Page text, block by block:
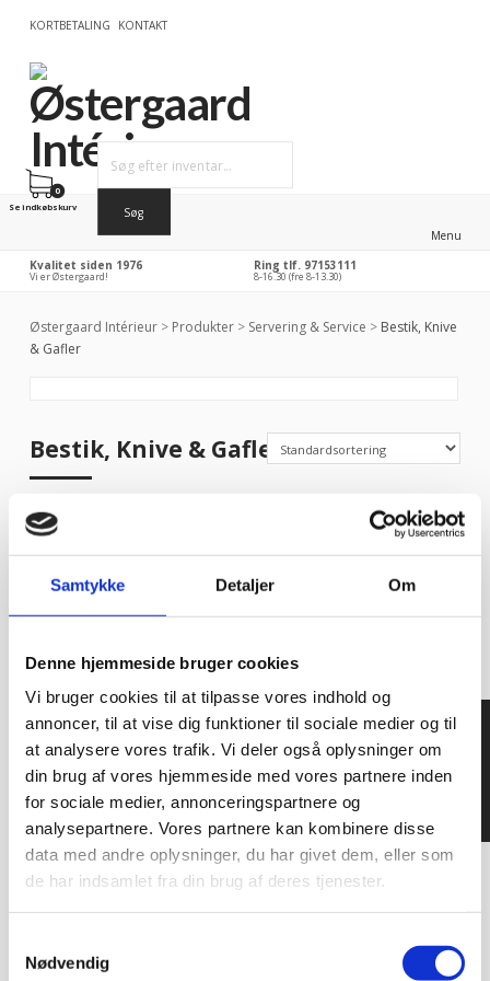
Samtykke Detaljer Om
Denne hjemmeside bruger cookies
Vi bruger cookies til at tilpasse vores indhold og
annoncer, til at vise dig funktioner til sociale medier og til
at analysere vores trafik. Vi deler også oplysninger om
din brug af vores hjemmeside med vores partnere inden
for sociale medier, annonceringspartnere og
analysepartnere. Vores partnere kan kombinere disse
data med andre oplysninger, du har givet dem, eller som
de har indsamlet fra din brug af deres tjenester.
Nødvendig
KORTBETALING KONTAKT
Menu
0
Se indkøbskurv
Kvalitet siden 1976
Vi er Østergaard!
Ring tlf. 97153111
8-16.30 (fre 8-13.30)
Østergaard Intérieur > Produkter > Servering & Service >Bestik, Knive
& Gafler
Bestik, Knive & Gafler
Kagegaffel, Amarone, FineDine
Teske, Amarone, FineDine
12,00DKK
5 års skårgaranti.Flot service fra Fine Dine.
15,00DKK